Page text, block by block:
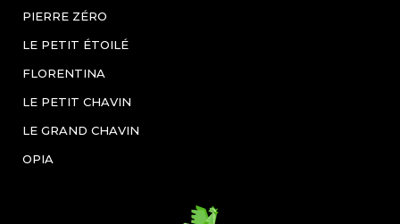
PIERRE ZÉRO
LE PETIT ÉTOILÉ
FLORENTINA
LE PETIT CHAVIN
LE GRAND CHAVIN
OPIA